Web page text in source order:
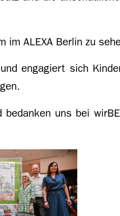
im ALEXA Berlin zu
engagiert sich
uns bei